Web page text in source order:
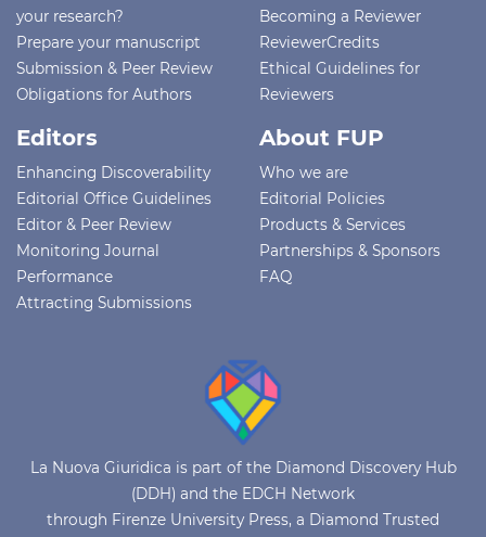
your research?
Prepare your manuscript
Submission & Peer Review
Obligations for Authors
Becoming a Reviewer
ReviewerCredits
Ethical Guidelines for
Reviewers
Editors
Enhancing Discoverability
Editorial Office Guidelines
Editor & Peer Review
Monitoring Journal
Performance
Attracting Submissions
About FUP
Who we are
Editorial Policies
Products & Services
Partnerships & Sponsors
FAQ
La Nuova Giuridica is part of the Diamond Discovery Hub
(DDH) and the EDCH Network
through Firenze University Press, a Diamond Trusted